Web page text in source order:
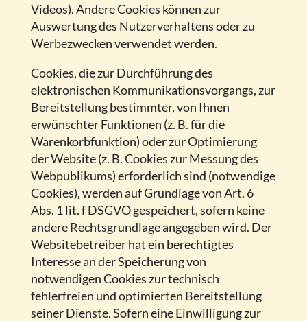
Videos). Andere Cookies können zur
Auswertung des Nutzerverhaltens oder zu
Werbezwecken verwendet werden.
Cookies, die zur Durchführung des
elektronischen Kommunikationsvorgangs, zur
Bereitstellung bestimmter, von Ihnen
erwünschter Funktionen (z. B. für die
Warenkorbfunktion) oder zur Optimierung
der Website (z. B. Cookies zur Messung des
Webpublikums) erforderlich sind (notwendige
Cookies), werden auf Grundlage von Art. 6
Abs. 1 lit. f DSGVO gespeichert, sofern keine
andere Rechtsgrundlage angegeben wird. Der
Websitebetreiber hat ein berechtigtes
Interesse an der Speicherung von
notwendigen Cookies zur technisch
fehlerfreien und optimierten Bereitstellung
seiner Dienste. Sofern eine Einwilligung zur